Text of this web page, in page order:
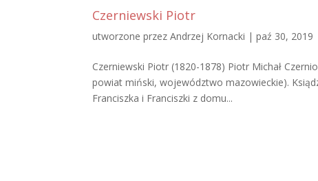
Czerniewski Piotr
utworzone przezAndrzej Kornacki |paź 30, 2019
Czerniewski Piotr (1820-1878) Piotr Michał
powiat miński, województwo mazowieckie).
Franciszka i Franciszki z domu...